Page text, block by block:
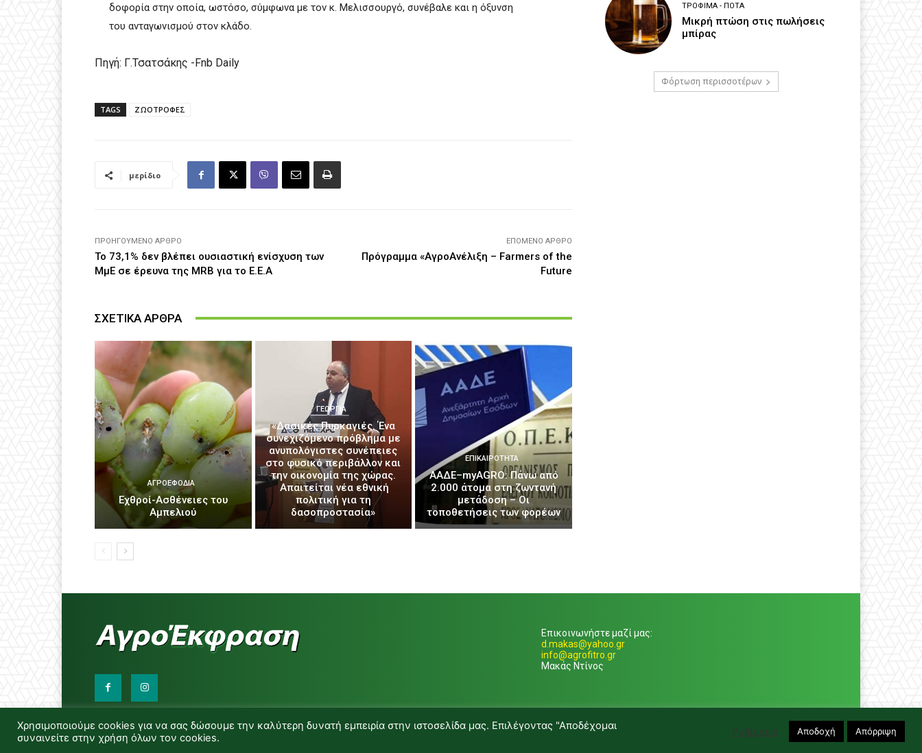
δοφορία στην οποία, ωστόσο, σύμφωνα με τον κ. Μελισσουργό, συνέβαλε και η όξυνση
του ανταγωνισμού στον κλάδο.
Πηγή: Γ.Τσατσάκης -Fnb Daily
TAGS ΖΩΟΤΡΟΦΕΣ
μερίδιο
ΠΡΟΗΓΟΎΜΕΝΟ ΆΡΘΡΟ
Το 73,1% δεν βλέπει ουσιαστική ενίσχυση των
ΜμΕ σε έρευνα της MRB για το Ε.Ε.Α
ΕΠΌΜΕΝΟ ΆΡΘΡΟ
Πρόγραμμα «ΑγροΑνέλιξη – Farmers of the
Future
ΣΧΕΤΙΚΑ ΑΡΘΡΑ
ΑΓΡΟΕΦΌΔΙΑ
Εχθροί-Ασθένειες του
Αμπελιού
ΓΕΩΡΓΊΑ
«Δασικές Πυρκαγιές. Ένα
συνεχιζόμενο πρόβλημα με
ανυπολόγιστες συνέπειες
στο φυσικό περιβάλλον και
την οικονομία της χώρας.
Απαιτείται νέα εθνική
πολιτική για τη
δασοπροστασία»
ΕΠΙΚΑΙΡΌΤΗΤΑ
ΑΑΔΕ–myAGRO: Πάνω από
2.000 άτομα στη ζωντανή
μετάδοση – Οι
τοποθετήσεις των φορέων
ΤΡΌΦΙΜΑ - ΠΟΤΆ
Μικρή πτώση στις πωλήσεις
μπίρας
Φόρτωση περισσοτέρων
Επικοινωνήστε μαζί μας:
d.makas@yahoo.gr
info@agrofitro.gr
Μακάς Ντίνος
© Copyright -Αγροέκφραση Powered by Red Technology
Χρησιμοποιούμε cookies για να σας δώσουμε την καλύτερη δυνατή εμπειρία στην ιστοσελίδα μας. Επιλέγοντας "Αποδέχομαι
συναινείτε στην χρήση όλων τον cookies.
Ρυθμίσεις Αποδοχή Απόρριψη